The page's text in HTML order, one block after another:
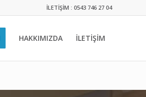
İLETİŞİM : 0543 746 27 04
HAKKIMIZDA İLETİŞİM